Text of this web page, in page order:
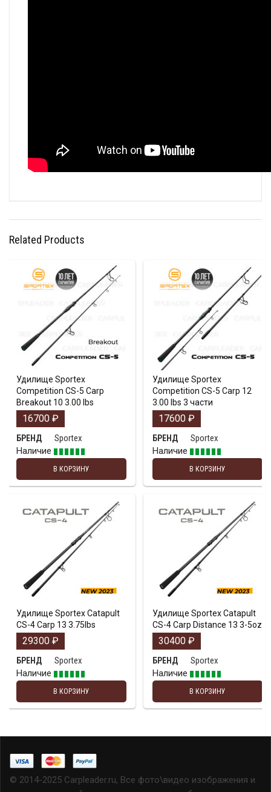
Related Products
Удилище Sportex
Competition CS-5 Carp
Breakout 10 3.00 lbs
16700 ₽
БРЕНД
Sportex
Наличие
В КОРЗИНУ
Удилище Sportex
Competition CS-5 Carp 12
3.00 lbs 3 части
17600 ₽
БРЕНД
Sportex
Наличие
В КОРЗИНУ
Удилище Sportex Catapult
CS-4 Carp 13 3.75lbs
29300 ₽
БРЕНД
Sportex
Наличие
В КОРЗИНУ
Удилище Sportex Catapult
CS-4 Carp Distance 13 3-5oz
30400 ₽
БРЕНД
Sportex
Наличие
В КОРЗИНУ
© 2014-2025 Carpleader.ru, Все фото\видео изображения и